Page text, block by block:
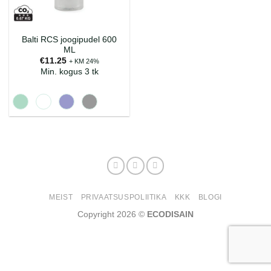
Balti RCS joogipudel 600
ML
€11.25 + KM 24%
Min. kogus 3 tk
MEIST PRIVAATSUSPOLIITIKA KKK BLOGI
Copyright 2026 © ECODISAIN